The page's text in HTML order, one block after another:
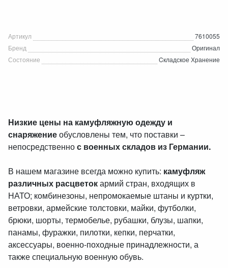
Артикул
7610055
Бренд
Оригинал
Состояние
Cкладское Хранение
Низкие цены на камуфляжную одежду и
снаряжениеобусловлены тем, что поставки –
непосредственнос военных складов из Германии.
В нашем магазине всегда можно купить: камуфляж
различных расцветокармий стран, входящих в
НАТО; комбинезоны, непромокаемые штаны и куртки,
ветровки, армейские толстовки, майки, футболки,
брюки, шорты, термобелье, рубашки, блузы, шапки,
панамы, фуражки, пилотки, кепки, перчатки,
аксессуары, военно-походные принадлежности, а
также специальную военную обувь.